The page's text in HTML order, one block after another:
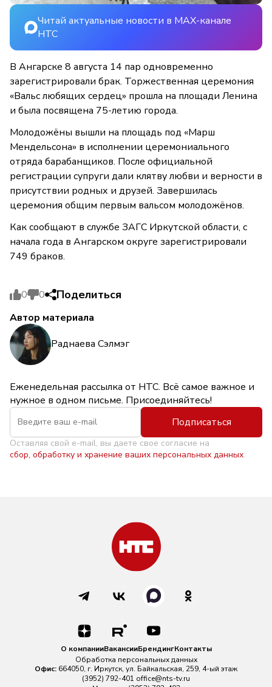
Читай актуальные новости в MAX-канале
НТС
В Ангарске 8 августа 14 пар одновременно
зарегистрировали брак. Торжественная церемония
«Вальс любящих сердец» прошла на площади Ленина
и была посвящена 75-летию города.
Молодожёны вышли на площадь под «Марш
Мендельсона» в исполнении церемониального
отряда барабанщиков. После официальной
регистрации супруги дали клятву любви и верности в
присутствии родных и друзей. Завершилась
церемония общим первым вальсом молодожёнов.
Как сообщают в службе ЗАГС Иркутской области, с
начала года в Ангарском округе зарегистрировали
749 браков.
0 0 Поделиться
Автор материала
Раднаева Сэлмэг
Еженедельная рассылка от НТС. Всё самое важное и
нужное в одном письме. Присоединяйтесь!
Подписаться
Оставляя свой e-mail, вы даете свое согласие на
сбор, обработку и хранение ваших персональных данных
О компанииВакансииБрендингКонтакты
Обработка персональных данных
Офис: 664050, г. Иркутск, ул. Байкальская, 259, 4-ый этаж
(3952) 792-401 office@nts-tv.ru